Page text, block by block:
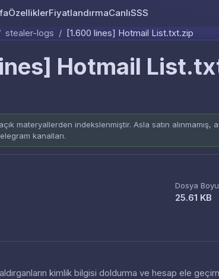
ÖzelliklerFiyatlandırmaCanlıSSS
stealer-logs / [1.600 lines] Hotmail List.txt.zip
Hotmail
materyallerden indekslenmiştir. Asla satın
kanalları.
Dosya
25.61 KB
kimlik bilgisi doldurma ve hesap ele